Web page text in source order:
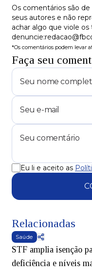
Os comentários são
seus autores e não
achar algo que viole
*Os comentários podem levar
Faça seu
Eu li e aceito as
Relacionadas
Saúde
STF amplia isenção
deficiência e níveis